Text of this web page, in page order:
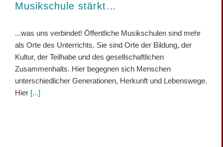
Musikschule stärkt…
...was uns verbindet! Öffentliche Musikschulen sind mehr
als Orte des Unterrichts. Sie sind Orte der Bildung, der
Kultur, der Teilhabe und des gesellschaftlichen
Zusammenhalts. Hier begegnen sich Menschen
unterschiedlicher Generationen, Herkunft und Lebenswege.
Hier [...]